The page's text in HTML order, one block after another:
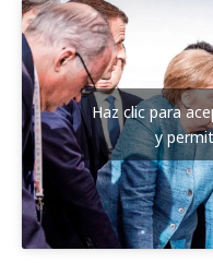
Haz clic para
y